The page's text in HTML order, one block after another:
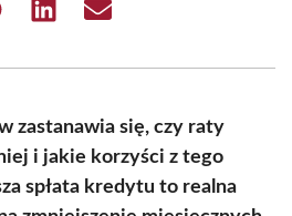
Share Share
zastanawia się, czy raty
i jakie korzyści z tego
spłata kredytu to realna